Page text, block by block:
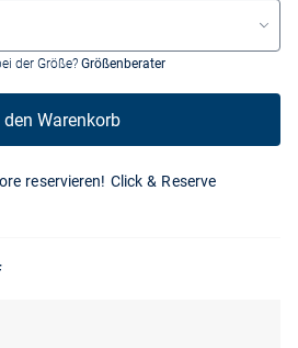
der Größe? Größenberater
den Warenkorb
reservieren! Click & Reserve